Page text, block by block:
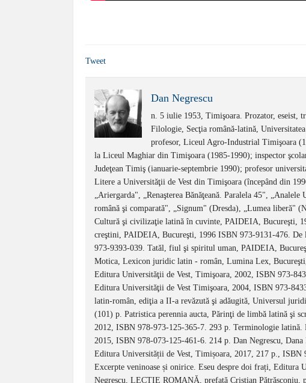
Tweet
Dan Negrescu
n. 5 iulie 1953, Timişoara. Prozator, eseist,
Filologie, Secţia română-latină,
profesor, Liceul Agro-Industrial Timişoara
la Liceul Maghiar din Timişoara (1985-1990); inspector
Judeţean Timiş (ianuarie-septembrie 1990); profesor
Litere a Universităţii de Vest din Timişoara (începând din
„Ariergarda", „Renaşterea Bănăţeană. Paralela 45",
română şi comparată", „Signum" (Dresda), „Lumea liberă"
Cultură şi civilizaţie latină în cuvinte, PAIDEIA, Bucureşti,
creştini, PAIDEIA, Bucureşti, 1996 ISBN 973-9131-476.
973-9393-039. Tatăl, fiul şi spiritul uman, PAIDEIA,
Motica, Lexicon juridic latin - român, Lumina Lex,
Editura Universităţii de Vest, Timişoara, 2002, ISBN 973-
Editura Universităţii de Vest Timişoara, 2004, ISBN 973-
latin-român, ediţia a II-a revăzută şi adăugită, Universul
(101) p. Patristica perennia aucta, Părinţi de limbă latină şi
2012, ISBN 978-973-125-365-7. 293 p. Terminologie
2015, ISBN 978-073-125-461-6. 214 p. Dan Negrescu,
Editura Universității de Vest, Timișoara, 2017, 217 p., ISBN
Excerpte veninoase și onirice. Eseu despre doi frați, Editura
Negrescu, LECȚIE ROMANĂ, prefață Cristian Pătrășconiu,